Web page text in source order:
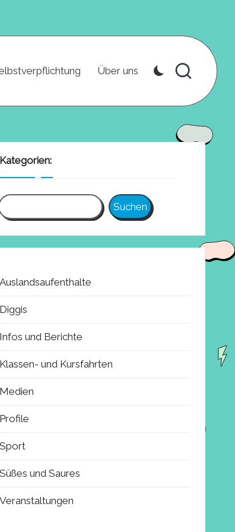
Über uns
Kategorien:
Suchen
Auslandsaufenthalte
Diggis
Infos und Berichte
Klassen- und Kursfahrten
Medien
Profile
Sport
Süßes und Saures
Veranstaltungen